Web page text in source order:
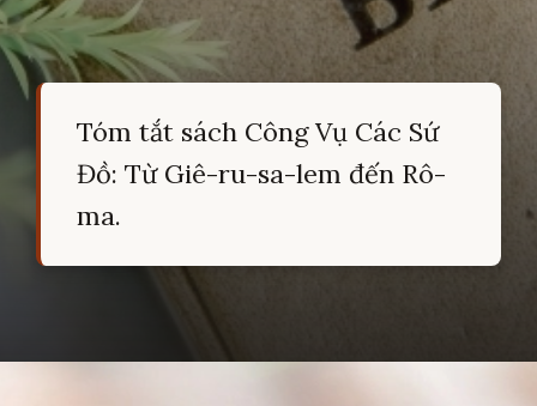
Tóm tắt sách Công Vụ Các Sứ
Đồ: Từ Giê-ru-sa-lem đến Rô-
ma.